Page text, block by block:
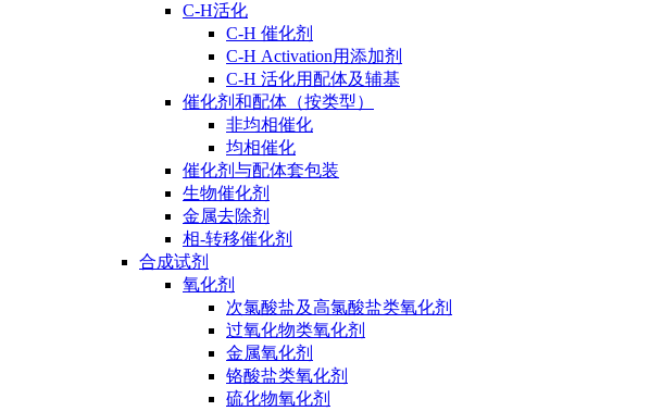
C-H活化
C-H 催化剂
C-H Activation用添加剂
C-H 活化用配体及辅基
催化剂和配体（按类型）
非均相催化
均相催化
催化剂与配体套包装
生物催化剂
金属去除剂
相-转移催化剂
合成试剂
氧化剂
次氯酸盐及高氯酸盐类氧化剂
过氧化物类氧化剂
金属氧化剂
铬酸盐类氧化剂
硫化物氧化剂